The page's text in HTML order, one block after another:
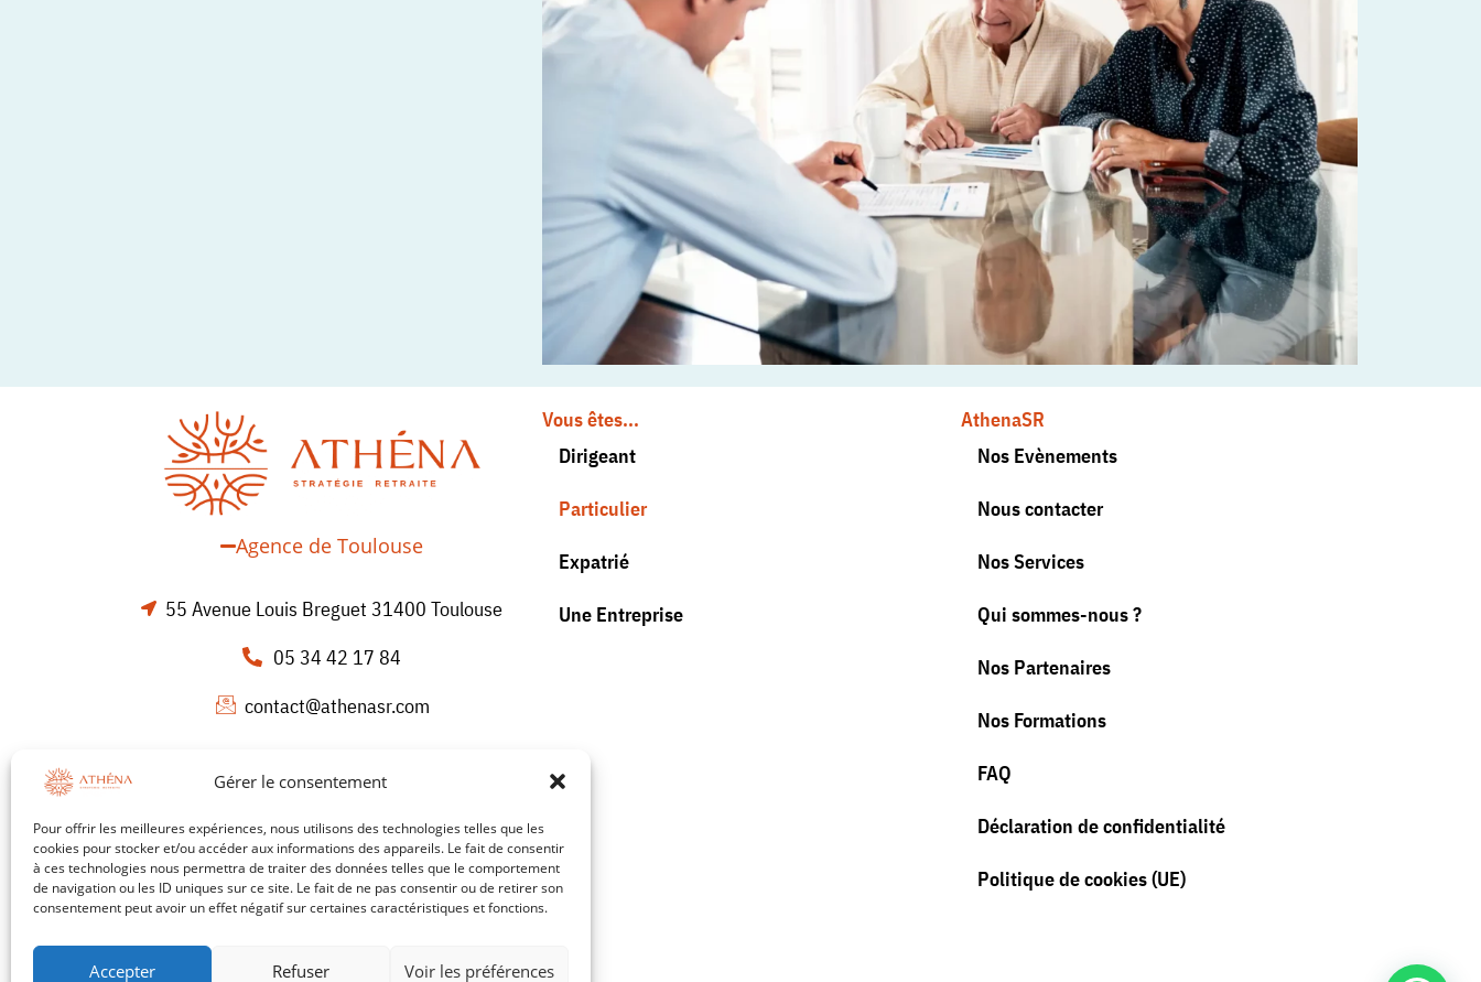
Gérer le consentement
Pour offrir les meilleures expériences, nous utilisons des technologies telles que les
cookies pour stocker et/ou accéder aux informations des appareils. Le fait de consentir
à ces technologies nous permettra de traiter des données telles que le comportement
de navigation ou les ID uniques sur ce site. Le fait de ne pas consentir ou de retirer son
consentement peut avoir un effet négatif sur certaines caractéristiques et fonctions.
Accepter Refuser Voir les préférences
Agence de Toulouse
55 Avenue Louis Breguet 31400 Toulouse
05 34 42 17 84
contact@athenasr.com
Agence de Bordeaux
Vous êtes...
Dirigeant
Particulier
Expatrié
Une Entreprise
AthenaSR
Nos Evènements
Nous contacter
Nos Services
Qui sommes-nous ?
Nos Partenaires
Nos Formations
FAQ
Déclaration de confidentialité
Politique de cookies (UE)